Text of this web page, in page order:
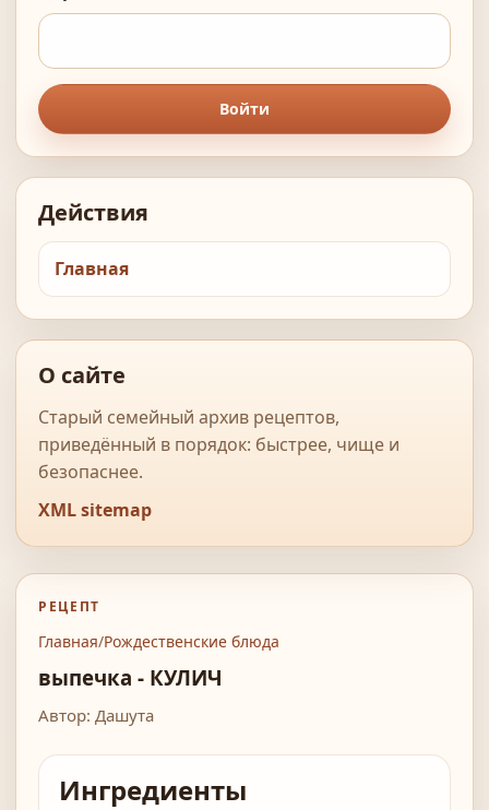
Войти
Действия
Главная
О сайте
Старый семейный архив рецептов,
приведённый в порядок: быстрее, чище и
безопаснее.
XML sitemap
РЕЦЕПТ
Главная/Рождественские блюда
выпечка - КУЛИЧ
Автор: Дашута
Ингредиенты